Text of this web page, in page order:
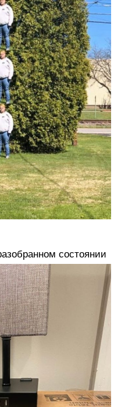
состоянии